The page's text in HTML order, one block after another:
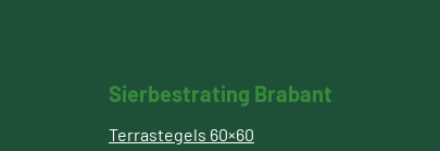
Sierbestrating Brabant
Terrastegels 60×60